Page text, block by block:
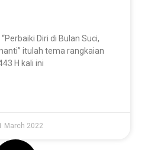
Diri di Bulan Suci,
itulah tema rangkaian
H kali ini
March 2022